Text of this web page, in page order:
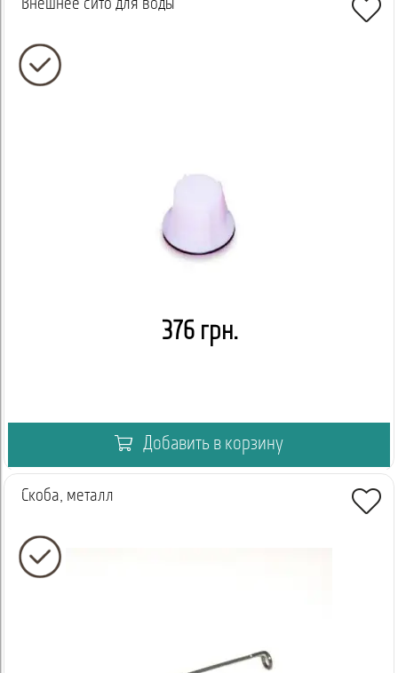
Внешнее сито для воды
376 грн.
Добавить в корзину
Скоба, металл